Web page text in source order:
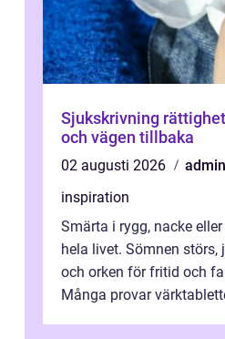
Sjukskrivning rättigheter, ersättning
och vägen tillbaka
02 augusti 2026
admin
inspiration
Smärta i rygg, nacke
hela livet. Sömnen störs,
och orken för fritid och
Många provar